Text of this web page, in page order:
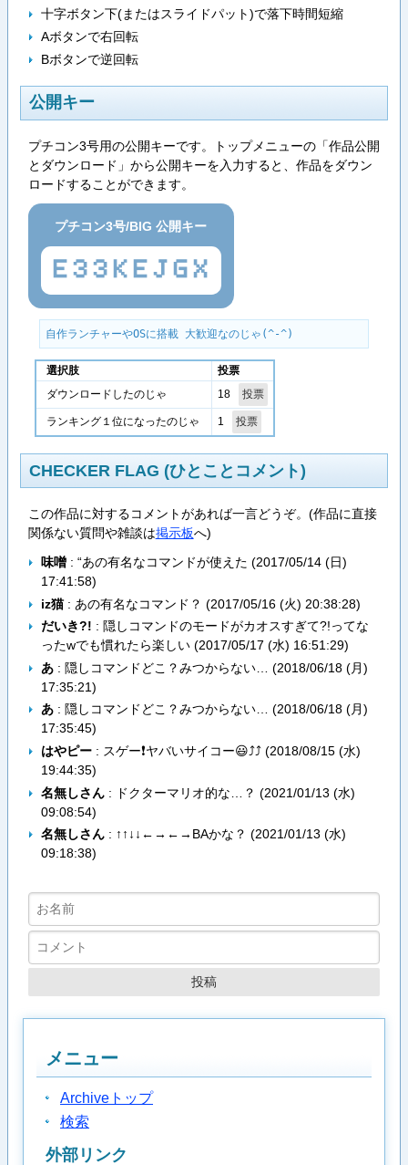
十字ボタン下(またはスライドパット)で落下時間短縮
Aボタンで右回転
Bボタンで逆回転
公開キー
プチコン3号用の公開キーです。トップメニューの「作品公開
とダウンロード」から公開キーを入力すると、作品をダウン
ロードすることができます。
プチコン3号/BIG 公開キー
E33KEJGX
自作ランチャーやOSに搭載 大歓迎なのじゃ(^-^)
選択肢 投票
ダウンロードしたのじゃ 18
ランキング１位になったのじゃ 1
CHECKER FLAG (ひとことコメント)
この作品に対するコメントがあれば一言どうぞ。(作品に直接
関係ない質問や雑談は掲示板へ)
味噌: “あの有名なコマンドが使えた (2017/05/14 (日)
17:41:58)
iz猫: あの有名なコマンド？ (2017/05/16 (火) 20:38:28)
だいき?! : 隠しコマンドのモードがカオスすぎて?!ってな
ったwでも慣れたら楽しい (2017/05/17 (水) 16:51:29)
あ: 隠しコマンドどこ？みつからない… (2018/06/18 (月)
17:35:21)
あ: 隠しコマンドどこ？みつからない… (2018/06/18 (月)
17:35:45)
はやピー: スゲー❗ヤバいサイコー😃⤴⤴ (2018/08/15 (水)
19:44:35)
名無しさん: ドクターマリオ的な…？ (2021/01/13 (水)
09:08:54)
名無しさん: ↑↑↓↓←→←→BAかな？ (2021/01/13 (水)
09:18:38)
メニュー
Archiveトップ
検索
外部リンク